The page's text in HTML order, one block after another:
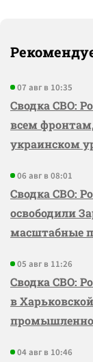
07 авг в 10:35
Сводка СВО:
всем
украинском
06 авг в 08:01
Сводка СВО:
освободили
масштабные
05 авг в 11:26
Сводка СВО:
в
04 авг в 10:46